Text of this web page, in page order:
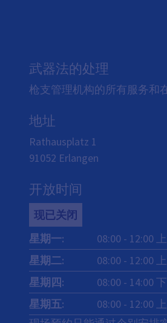
武器法的处理
枪支管理机构的所有服务和
地址
Rathausplatz 1
91052 Erlangen
开放时间
现已关闭
星期一: 08:00 - 12:00
星期二: 08:00 - 12:00
星期四: 08:00 - 14:00
星期五: 08:00 - 12:00